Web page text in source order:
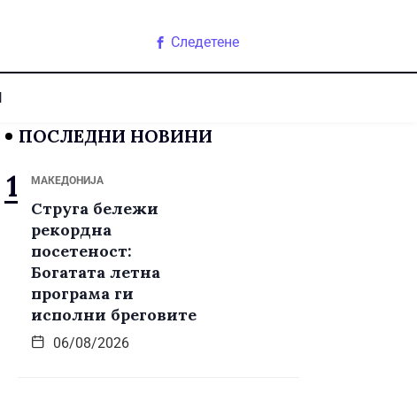
Следетене
ПОСЛЕДНИ НОВИНИ
МАКЕДОНИЈА
Струга бележи
рекордна
посетеност:
Богатата летна
програма ги
исполни бреговите
06/08/2026